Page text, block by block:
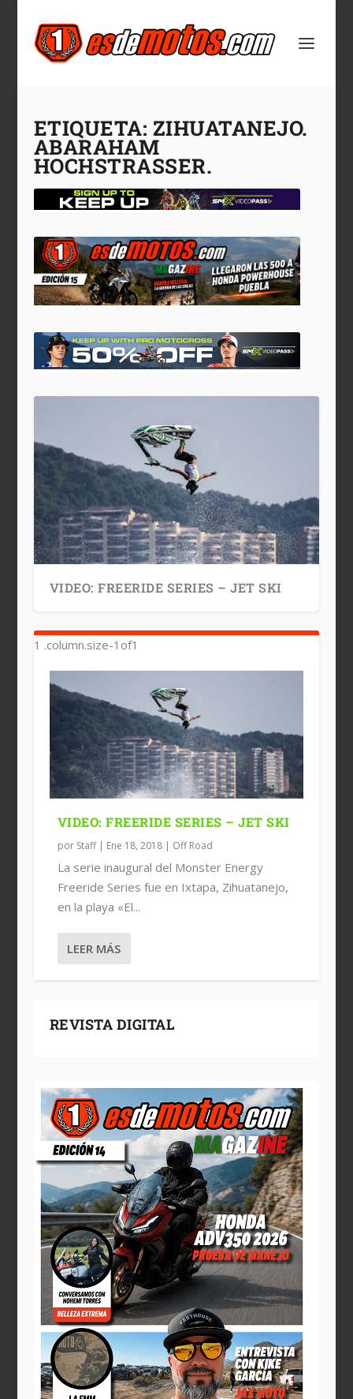
ETIQUETA: ZIHUATANEJO.
ABARAHAM
HOCHSTRASSER.
VIDEO: FREERIDE SERIES – JET SKI
VIDEO: FREERIDE SERIES – JET SKI
por Staff| Ene 18, 2018| Off Road
La serie inaugural del Monster Energy
Freeride Series fue en Ixtapa, Zihuatanejo,
en la playa «El...
LEER MÁS
REVISTA DIGITAL